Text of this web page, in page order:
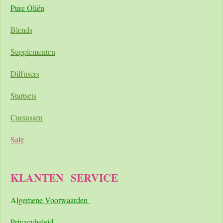
Pure Oliën
Blends
Supplementen
Diffusers
Startsets
Cursussen
Sale
KLANTEN SERVICE
Algemene Voorwaarden